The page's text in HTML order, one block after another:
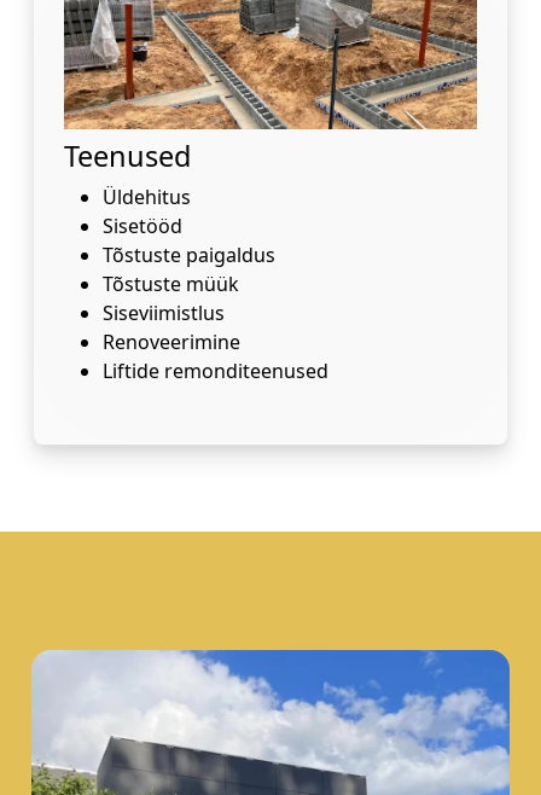
Teenused
Üldehitus
Sisetööd
Tõstuste paigaldus
Tõstuste müük
Siseviimistlus
Renoveerimine
Liftide remonditeenused